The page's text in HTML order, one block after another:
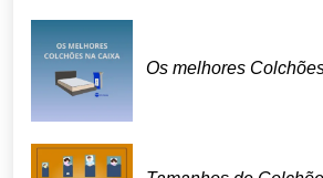
Os melhores